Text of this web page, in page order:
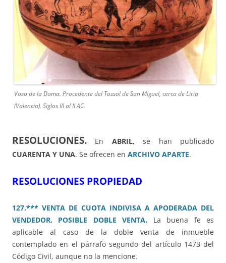
Vaso de la Doma. Procedente del Tossal de San Miguel, cerca de Liria
(Valencia). Siglos III al II AC.
RESOLUCIONES. En ABRIL,se han publicado
CUARENTA Y UNA. Se ofrecen en ARCHIVO APARTE.
RESOLUCIONES PROPIEDAD
127.*** VENTA DE CUOTA INDIVISA A APODERADA DEL
VENDEDOR. POSIBLE DOBLE VENTA. La buena fe es
aplicable al caso de la doble venta de inmueble
contemplado en el párrafo segundo del artículo 1473 del
Código Civil, aunque no la mencione.